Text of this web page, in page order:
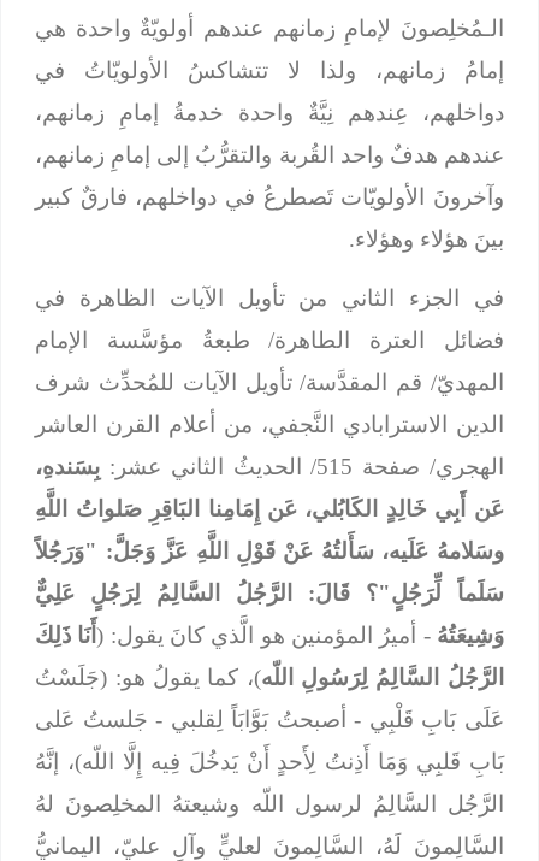
الـمُخلِصونَ لإمامِ زمانهم عندهم أولويّةٌ واحدة هي
إمامُ زمانهم، ولذا لا تتشاكسُ الأولويّاتُ في
دواخلهم، عِندهم نِيَّةٌ واحدة خدمةُ إمامِ زمانهم،
عندهم هدفٌ واحد القُربة والتقرُّبُ إلى إمامِ زمانهم،
وآخرونَ الأولويّات تَصطرعُ في دواخلهم، فارقٌ كبير
بينَ هؤلاء وهؤلاء.
في الجزء الثاني من تأويل الآيات الظاهرة في
فضائل العترة الطاهرة/ طبعةُ مؤسَّسة الإمام
المهديّ/ قم المقدَّسة/ تأويل الآيات للمُحدِّث شرف
الدين الاسترابادي النَّجفي، من أعلام القرن العاشر
الهجري/ صفحة 515/ الحديثُ الثاني عشر:
بِسَندهِ،
عَن أَبِي خَالِدٍ الكَابُلي، عَن إِمَامِنا البَاقِرِ صَلواتُ اللَّهِ
وسَلامهُ عَلَيه، سَأَلتُهُ عَنْ قَوْلِ اللَّهِ عَزَّ وَجَلَّ: "وَرَجُلاً
سَلَماً لِّرَجُلٍ"؟ قَالَ: الرَّجُلُ السَّالِمُ لِرَجُلٍ عَلِيٌّ
وَشِيعَتُهُ- أميرُ المؤمنين هو الَّذي كانَ يقول: ( أَنَا ذَلِكَ
الرَّجُلُ السَّالِمُ لِرَسُولِ اللّه)، كما يقولُ هو: (جَلَسْتُ
عَلَى بَابِ قَلْبِي - أصبحتُ بَوَّابَاً لِقلبي - جَلستُ عَلى
بَابِ قَلبِي وَمَا أَذِنتُ لِأَحدٍ أَنْ يَدخُلَ فِيه إِلَّا اللّه)، إنَّهُ
الرَّجُل السَّالِمُ لرسول اللّه وشيعتهُ المخلِصونَ لهُ
السَّالِمونَ لَهُ، السَّالِمونَ لعليٍّ وآلِ عليّ، اليمانيُّ